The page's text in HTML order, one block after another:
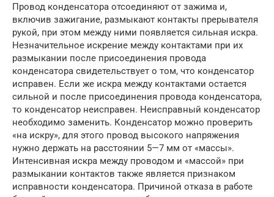
Провод конден­сатора отсоединяют от зажима и,
включив зажигание, размыкают кон­такты прерывателя
рукой, при этом между ними появляется сильная искра.
Незначительное искрение между контактами при их
размы­кании после присоединения провода
конденсатора свидетельствует о том, что конденсатор
исправен. Если же искра между контактами остается
сильной и после присоединения провода конденсатора,
то конденсатор неисправен. Неисправный конденсатор
необходимо за­менить. Конденсатор можно проверить
«на искру», для этого провод высокого напряжения
нужно держать на расстоянии 5—7 мм от «мас­сы».
Интенсивная искра между проводом и «массой» при
размыкании контактов также является признаком
исправности конденсатора. Причиной отказа в работе